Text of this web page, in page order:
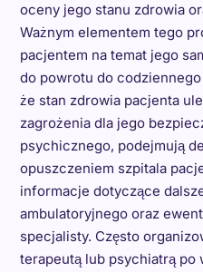
oceny jego stanu zdrowia
Ważnym elementem tego
pacjentem na temat jego
do powrotu do
że stan zdrowia pacjenta
zagrożenia dla jego
psychicznego, podejmują
opuszczeniem szpitala
informacje dotyczące
ambulatoryjnego oraz
specjalisty. Często
terapeutą lub psychiatrą po